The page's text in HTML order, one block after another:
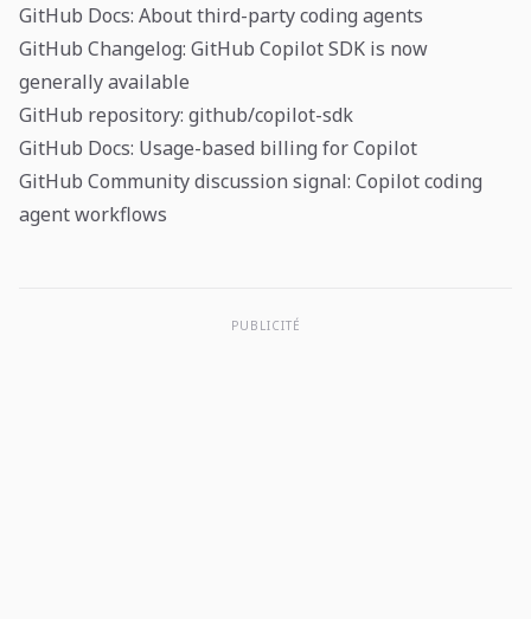
GitHub Docs: About third-party coding agents
GitHub Changelog: GitHub Copilot SDK is now
generally available
GitHub repository: github/copilot-sdk
GitHub Docs: Usage-based billing for Copilot
GitHub Community discussion signal: Copilot coding
agent workflows
PUBLICITÉ